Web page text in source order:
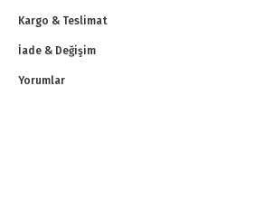
Kargo & Teslimat
İade & Değişim
Yorumlar